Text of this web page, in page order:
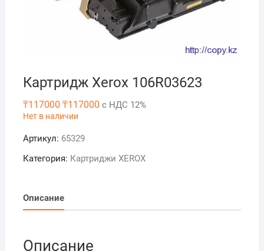
Картридж Xerox 106R03623
₸117000 ₸117000 с НДС 12%
Нет в наличии
Артикул: 65329
Категория: Картриджи XEROX
Описание
Описание